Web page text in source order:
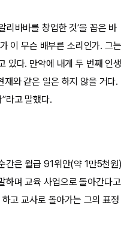
리바바를 창업한 것’을 꼽은 바
이 무슨 배부른 소리인가. 그는
있다. 만약에 내게 두 번째 인생
와 같은 일은 하지 않을 거다.
라고 말했다.
간은 월급 91위안(약 1만5천원)
하며 교육 사업으로 돌아간다고
하고 교사로 돌아가는 그의 표정